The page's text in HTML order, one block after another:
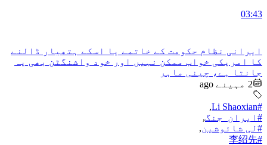
03:43
ایرانی نظام حکومت کے خاتمے یا اسکے ہتھیار ڈالنے
کا امریکی خواب ممکن نہیں اور خود واشنگٹن بھی یہ
جانتا ہے، چینی ماہر
2 مہینے ago
#Li Shaoxian
,
#ایران_جنگ,
#لی شائوشین,
#李绍先